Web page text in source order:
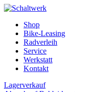
Shop
Bike-Leasing
Radverleih
Service
Werkstatt
Kontakt
Lagerverkauf